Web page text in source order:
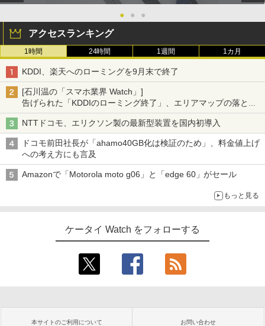
● ● ●
アクセスランキング
1時間 24時間 1週間 1カ月
KDDI、楽天へのローミングを9月末で終了
[石川温の「スマホ業界 Watch」]
告げられた「KDDIのローミング終了」、エリアマップの落とし
穴と楽天モバイルの課題
NTTドコモ、エリクソン製の最新型装置を国内初導入
ドコモ前田社長が「ahamo40GB化は検証のため」、料金値上げ
への考え方にも言及
Amazonで「Motorola moto g06」と「edge 60」がセール
もっと見る
ケータイ Watch をフォローする
本サイトのご利用について お問い合わせ